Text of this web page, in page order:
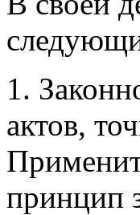
1.
актов,
принцип